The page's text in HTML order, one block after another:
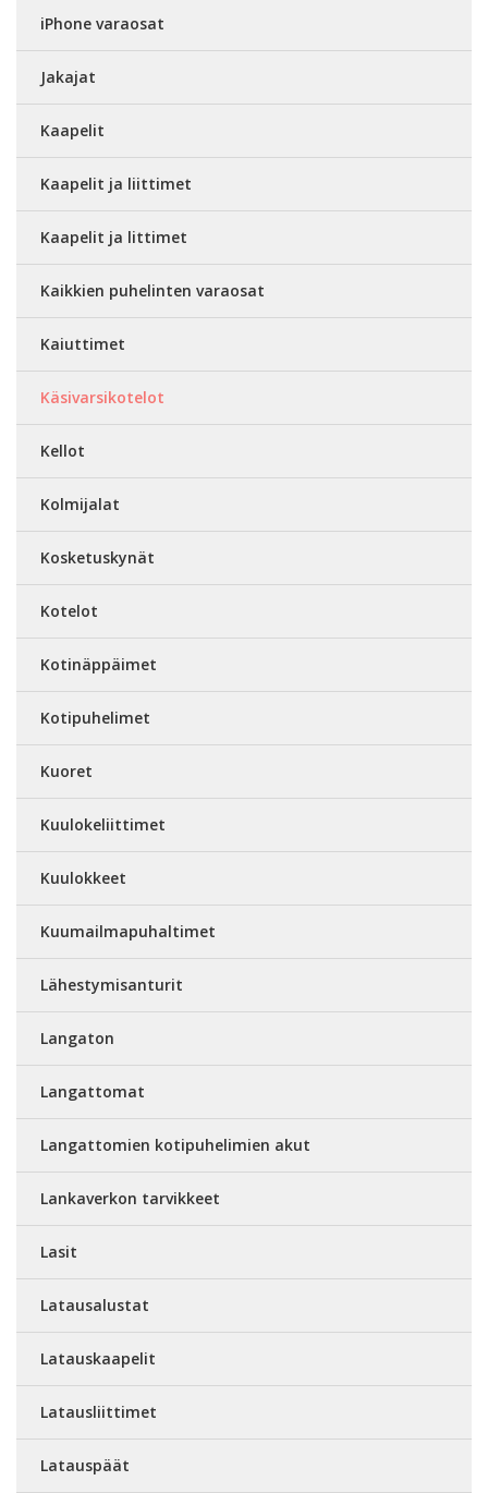
iPhone varaosat
Jakajat
Kaapelit
Kaapelit ja liittimet
Kaapelit ja littimet
Kaikkien puhelinten varaosat
Kaiuttimet
Käsivarsikotelot
Kellot
Kolmijalat
Kosketuskynät
Kotelot
Kotinäppäimet
Kotipuhelimet
Kuoret
Kuulokeliittimet
Kuulokkeet
Kuumailmapuhaltimet
Lähestymisanturit
Langaton
Langattomat
Langattomien kotipuhelimien akut
Lankaverkon tarvikkeet
Lasit
Latausalustat
Latauskaapelit
Latausliittimet
Latauspäät